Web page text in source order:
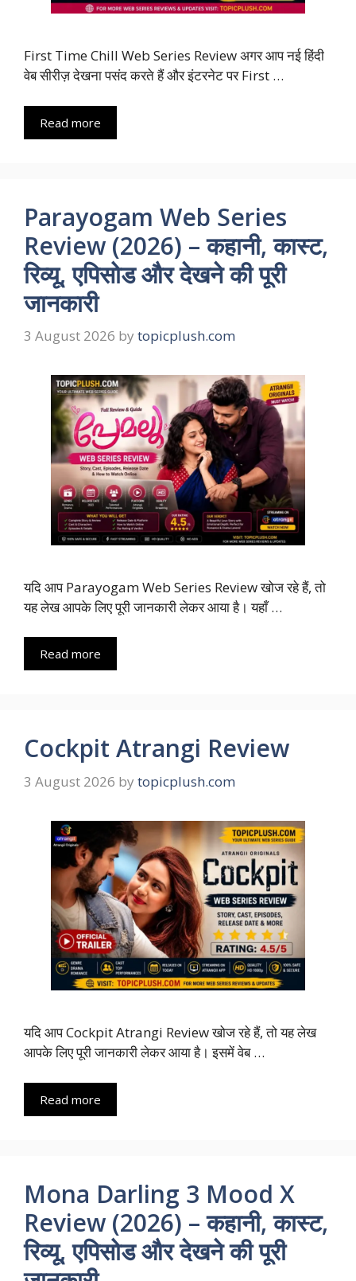
First Time Chill Web Series Review अगर आप नई हिंदी
वेब सीरीज़ देखना पसंद करते हैं और इंटरनेट पर First …
Read more
Parayogam Web Series
Review (2026) – कहानी, कास्ट,
रिव्यू, एपिसोड और देखने की पूरी
जानकारी
3 August 2026 by topicplush.com
यदि आप Parayogam Web Series Review खोज रहे हैं, तो
यह लेख आपके लिए पूरी जानकारी लेकर आया है। यहाँ …
Read more
Cockpit Atrangi Review
3 August 2026 by topicplush.com
यदि आप Cockpit Atrangi Review खोज रहे हैं, तो यह लेख
आपके लिए पूरी जानकारी लेकर आया है। इसमें वेब …
Read more
Mona Darling 3 Mood X
Review (2026) – कहानी, कास्ट,
रिव्यू, एपिसोड और देखने की पूरी